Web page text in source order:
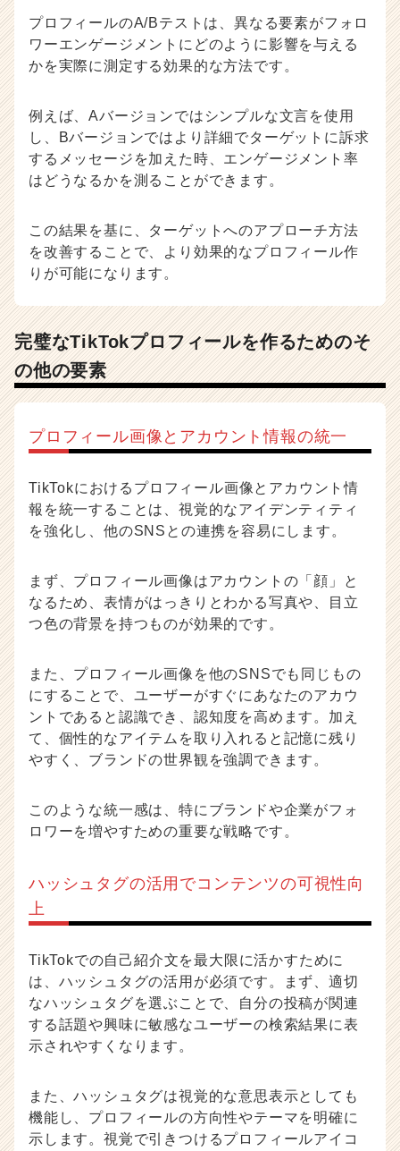
プロフィールのA/Bテストは、異なる要素がフォロ
ワーエンゲージメントにどのように影響を与える
かを実際に測定する効果的な方法です。
例えば、Aバージョンではシンプルな文言を使用
し、Bバージョンではより詳細でターゲットに訴求
するメッセージを加えた時、エンゲージメント率
はどうなるかを測ることができます。
この結果を基に、ターゲットへのアプローチ方法
を改善することで、より効果的なプロフィール作
りが可能になります。
完璧なTikTokプロフィールを作るためのそ
の他の要素
プロフィール画像とアカウント情報の統一
TikTokにおけるプロフィール画像とアカウント情
報を統一することは、視覚的なアイデンティティ
を強化し、他のSNSとの連携を容易にします。
まず、プロフィール画像はアカウントの「顔」と
なるため、表情がはっきりとわかる写真や、目立
つ色の背景を持つものが効果的です。
また、プロフィール画像を他のSNSでも同じもの
にすることで、ユーザーがすぐにあなたのアカウ
ントであると認識でき、認知度を高めます。加え
て、個性的なアイテムを取り入れると記憶に残り
やすく、ブランドの世界観を強調できます。
このような統一感は、特にブランドや企業がフォ
ロワーを増やすための重要な戦略です。
ハッシュタグの活用でコンテンツの可視性向
上
TikTokでの自己紹介文を最大限に活かすために
は、ハッシュタグの活用が必須です。まず、適切
なハッシュタグを選ぶことで、自分の投稿が関連
する話題や興味に敏感なユーザーの検索結果に表
示されやすくなります。
また、ハッシュタグは視覚的な意思表示としても
機能し、プロフィールの方向性やテーマを明確に
示します。視覚で引きつけるプロフィールアイコ